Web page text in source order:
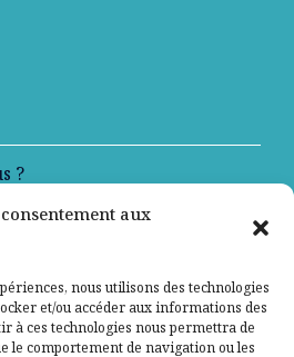
aux
nous utilisons des technologies
et/ou accéder aux informations des
à ces technologies nous permettra de
le comportement de navigation ou les
?